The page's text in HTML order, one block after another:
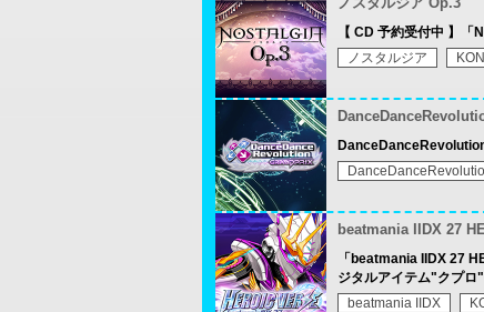
【 CD 予約受付中 】
ノスタルジア
beatmania IIDX 27
「beatmania IIDX 27
ジタルアイテム"クプロ
beatmania IIDX